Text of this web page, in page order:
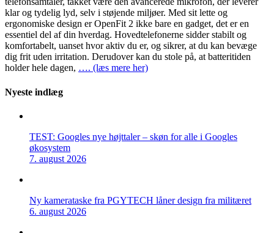
klar og tydelig lyd, selv i støjende miljøer. Med sit lette og
ergonomiske design er OpenFit 2 ikke bare en gadget, det er en
essentiel del af din hverdag. Hovedtelefonerne sidder stabilt og
komfortabelt, uanset hvor aktiv du er, og sikrer, at du kan bevæge
dig frit uden irritation. Derudover kan du stole på, at batteritiden
holder hele dagen, …. (læs mere her)
Nyeste indlæg
TEST: Googles nye højttaler – skøn for alle i Googles
økosystem
7. august 2026
Ny kamerataske fra PGYTECH låner design fra militæret
6. august 2026